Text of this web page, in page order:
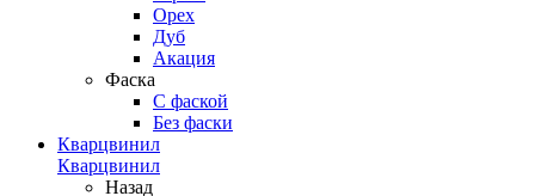
Орех
Дуб
Акация
Фаска
С фаской
Без фаски
Кварцвинил
Кварцвинил
Назад